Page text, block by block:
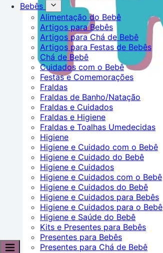
Bebês
Alimentação do Bebê
Artigos para Bebês
Artigos para Chá de Bebê
Artigos para Festas de Bebês
Chá de Bebê
Cuidados com o Bebê
Festas e Comemorações
Fraldas
Fraldas de Banho/Natação
Fraldas e Cuidados
Fraldas e Higiene
Fraldas e Toalhas Umedecidas
Higiene
Higiene e Cuidado com o Bebê
Higiene e Cuidado do Bebê
Higiene e Cuidados
Higiene e Cuidados com o Bebê
Higiene e Cuidados do Bebê
Higiene e Cuidados para Bebês
Higiene e Cuidados para o Bebê
Higiene e Saúde do Bebê
Kits e Presentes para Bebês
Presentes para Bebês
Presentes para Chá de Bebê